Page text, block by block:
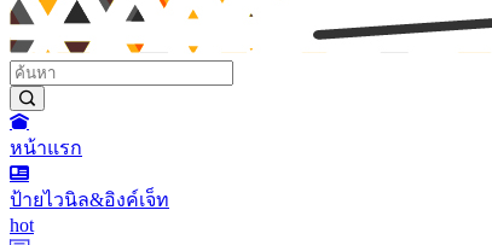
หน้าแรก
ป้ายไวนิล&อิงค์เจ็ท
hot